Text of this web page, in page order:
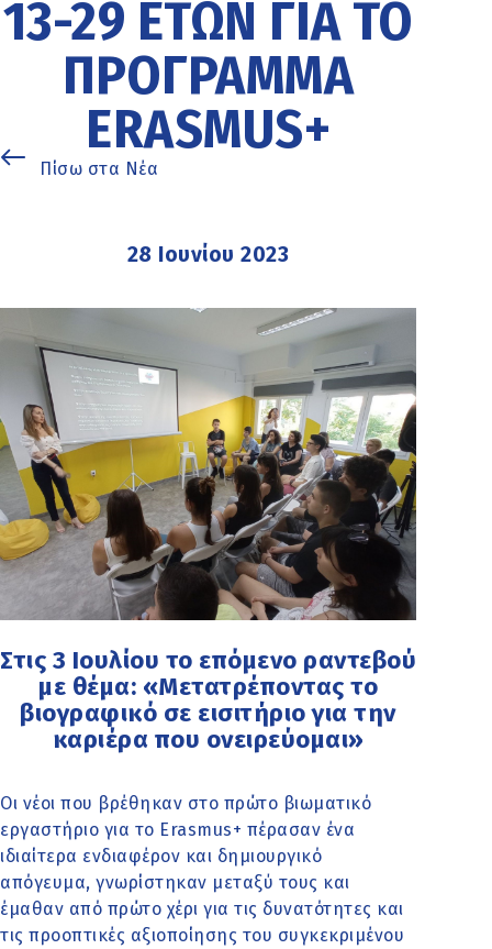
13-29 ΕΤΏΝ ΓΙΑ ΤΟ
ΠΡΌΓΡΑΜΜΑ
ERASMUS+
Πίσω στα Νέα
28 Ιουνίου 2023
Στις 3 Ιουλίου το επόμενο ραντεβού
με θέμα: «Μετατρέποντας το
βιογραφικό σε εισιτήριο για την
καριέρα που ονειρεύομαι»
Οι νέοι που βρέθηκαν στο πρώτο βιωματικό
εργαστήριο για το Erasmus+ πέρασαν ένα
ιδιαίτερα ενδιαφέρον και δημιουργικό
απόγευμα, γνωρίστηκαν μεταξύ τους και
έμαθαν από πρώτο χέρι για τις δυνατότητες και
τις προοπτικές αξιοποίησης του συγκεκριμένου